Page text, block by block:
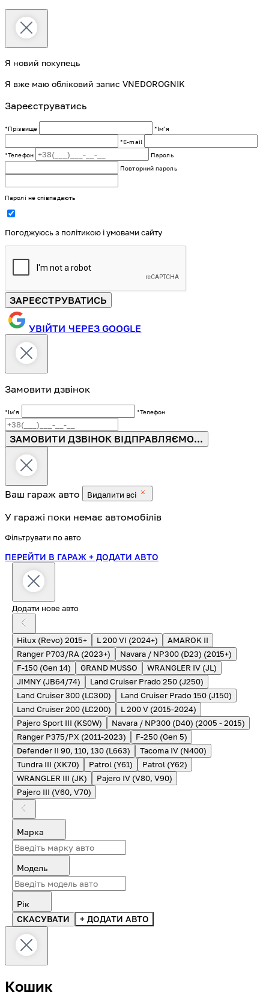
Я новий покупець
Я вже маю обліковий запис VNEDOROGNIK
Зареєструватись
*Прізвище
*Імʼя
*E-mail
*Телефон
Пароль
Повторний пароль
Паролі не співпадають
Погоджуюсь з політикою і умовами сайту
ЗАРЕЄСТРУВАТИСЬ
УВІЙТИ ЧЕРЕЗ GOOGLE
Замовити дзвінок
*Імʼя *Телефон
ЗАМОВИТИ ДЗВІНОК ВІДПРАВЛЯЄМО...
Ваш гараж авто Видалити всі
У гаражі поки немає автомобілів
Фільтрувати по авто
ПЕРЕЙТИ В ГАРАЖ + ДОДАТИ АВТО
Додати нове авто
Hilux (Revo) 2015+ L 200 VI (2024+)
AMAROK II
Ranger P703/RA (2023+)
Navara / NP300 (D23) (2015+)
F-150 (Gen 14)
GRAND MUSSO
WRANGLER IV (JL)
JIMNY (JB64/74)
Land Cruiser Prado 250 (J250)
Land Cruiser 300 (LC300)
Land Cruiser Prado 150 (J150)
Land Cruiser 200 (LC200)
L 200 V (2015-2024)
Pajero Sport III (KS0W)
Navara / NP300 (D40) (2005 - 2015)
Ranger P375/PX (2011-2023)
F-250 (Gen 5)
Defender II 90, 110, 130 (L663)
Tacoma IV (N400)
Tundra III (XK70)
Patrol (Y61)
Patrol (Y62)
WRANGLER III (JK)
Pajero IV (V80, V90)
Pajero III (V60, V70)
Марка
Модель
Рік
СКАСУВАТИ
+ ДОДАТИ АВТО
Кошик